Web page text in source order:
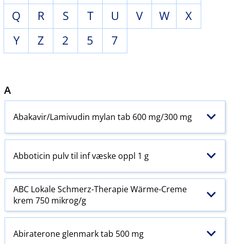
Q
R S T U V W
X
Y
Z 2 5 7
A
Abakavir​/​Lamivudin mylan tab 600 mg/300 mg
Abboticin pulv til inf væske oppl 1 g
ABC Lokale Schmerz-Therapie Wärme-Creme
krem 750 mikrog/g
Abiraterone glenmark tab 500 mg